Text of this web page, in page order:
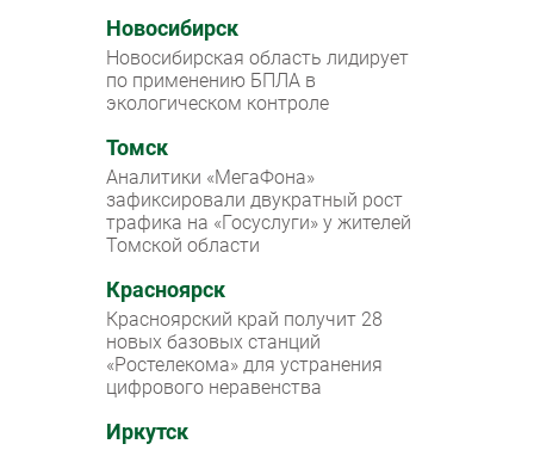
Мероприятия
Проекты
IT класс
Тестовый стенд
Каталог компаний
Новосибирск
Новосибирская область лидирует
по применению БПЛА в
экологическом контроле
Томск
Аналитики «МегаФона»
зафиксировали двукратный рост
трафика на «Госуслуги» у жителей
Томской области
Красноярск
Красноярский край получит 28
новых базовых станций
«Ростелекома» для устранения
цифрового неравенства
Иркутск